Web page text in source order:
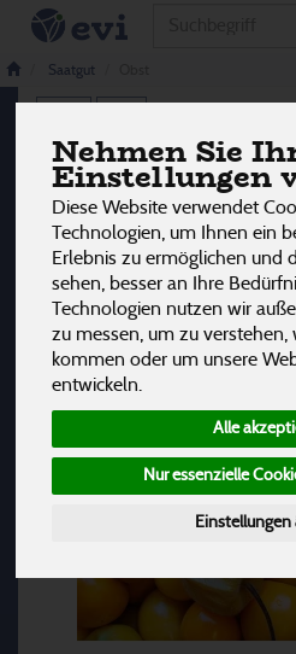
Nehmen Sie
Einstellungen
Diese Website verwendet
Technologien, um Ihnen ein
Erlebnis zu ermöglichen und
sehen, besser an Ihre
Technologien nutzen wir
zu messen, um zu verstehen,
kommen oder um unsere
entwickeln.
Alle
Nur essenzielle
Einstellungen
Saatgut
Obst
Hersteller